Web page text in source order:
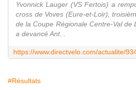
Yvonnick Lauger (VS Fertois) a
cross de Voves (Eure-et-Loir),
de la Coupe Régionale Centre-Val de
a devancé Ant...
#Résultats